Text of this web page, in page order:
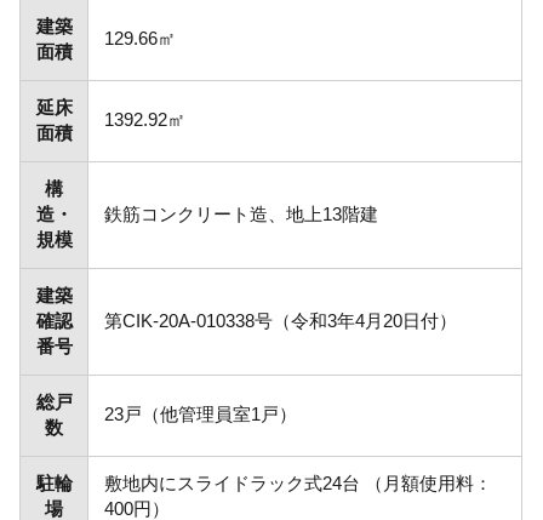
建築
面積
129.66㎡
延床
面積
1392.92㎡
構
造・
規模
鉄筋コンクリート造、地上13階建
建築
確認
番号
第CIK-20A-010338号（令和3年4月20日付）
総戸
数
23戸（他管理員室1戸）
駐輪
場
敷地内にスライドラック式24台 （月額使用料：
400円）